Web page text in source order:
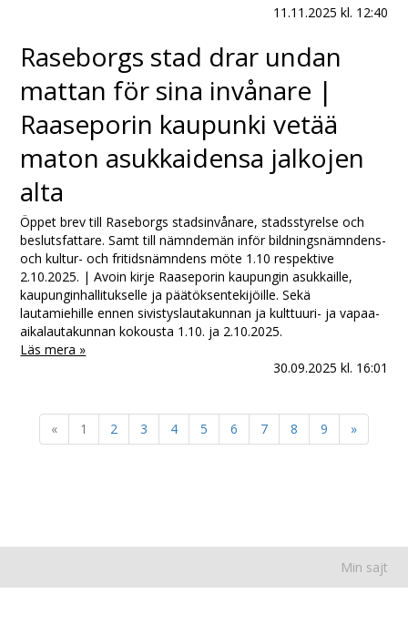
11.11.2025 kl. 12:40
Raseborgs stad drar undan
mattan för sina invånare |
Raaseporin kaupunki vetää
maton asukkaidensa jalkojen
alta
Öppet brev till Raseborgs stadsinvånare, stadsstyrelse och
beslutsfattare. Samt till nämndemän inför bildningsnämndens-
och kultur- och fritidsnämndens möte 1.10 respektive
2.10.2025. | Avoin kirje Raaseporin kaupungin asukkaille,
kaupunginhallitukselle ja päätöksentekijöille. Sekä
lautamiehille ennen sivistyslautakunnan ja kulttuuri- ja vapaa-
aikalautakunnan kokousta 1.10. ja 2.10.2025.
Läs mera »
30.09.2025 kl. 16:01
« 1 2 3 4 5 6 7 8 9 »
Min sajt